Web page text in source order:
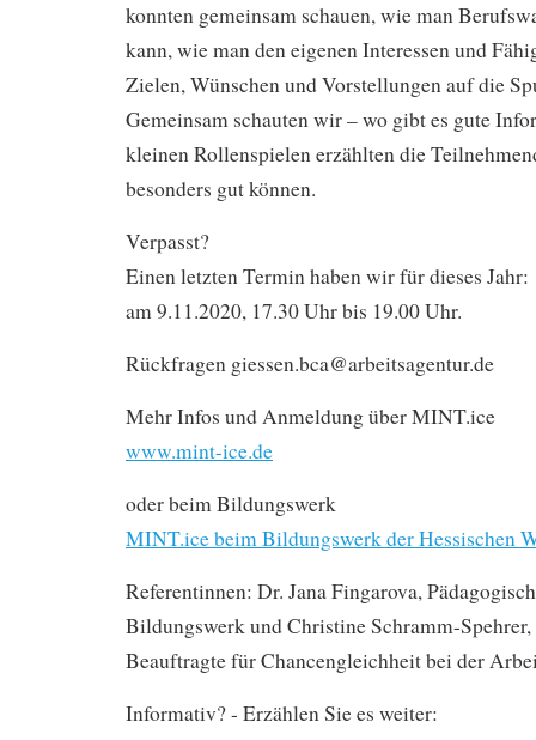
konnten gemeinsam schauen, wie man
kann, wie man den eigenen Interessen und
Zielen, Wünschen und Vorstellungen auf die
Gemeinsam schauten wir – wo gibt es gute
kleinen Rollenspielen erzählten die
besonders gut können.
Verpasst?
Einen letzten Termin haben wir für dieses Jahr:
am 9.11.2020, 17.30 Uhr bis 19.00 Uhr.
Rückfragen giessen.bca@arbeitsagentur.de
Mehr Infos und Anmeldung über MINT.ice
www.mint-ice.de
oder beim Bildungswerk
MINT.ice beim Bildungswerk der Hessischen
Referentinnen: Dr. Jana Fingarova,
Bildungswerk und Christine Schramm-
Beauftragte für Chancengleichheit bei der
Informativ? - Erzählen Sie es weiter: